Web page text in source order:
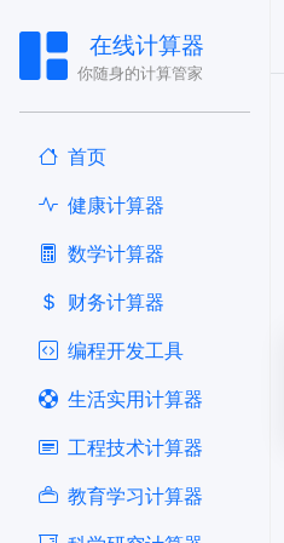
在线计算器
你随身的计算管家
首页
健康计算器
​数学计算器
财务计算器
编程开发工具
生活实用计算器
工程技术计算器
教育学习计算器